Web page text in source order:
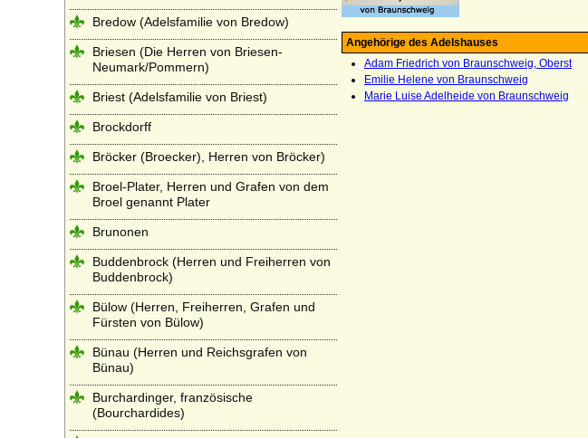
Angehörige des Adelshauses
Adam Friedrich von Braunschweig, Oberst
Emilie Helene von Braunschweig
Marie Luise Adelheide von Braunschweig
Bredow (Adelsfamilie von Bredow)
Briesen (Die Herren von Briesen-
Neumark/Pommern)
Briest (Adelsfamilie von Briest)
Brockdorff
Bröcker (Broecker), Herren von Bröcker)
Broel-Plater, Herren und Grafen von dem
Broel genannt Plater
Brunonen
Buddenbrock (Herren und Freiherren von
Buddenbrock)
Bülow (Herren, Freiherren, Grafen und
Fürsten von Bülow)
Bünau (Herren und Reichsgrafen von
Bünau)
Burchardinger, französische
(Bourchardides)